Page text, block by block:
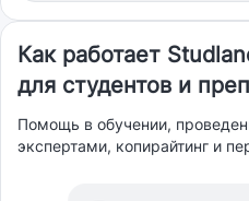
Как работает
для студентов и
Помощь в обучении,
экспертами, копирайтинг и